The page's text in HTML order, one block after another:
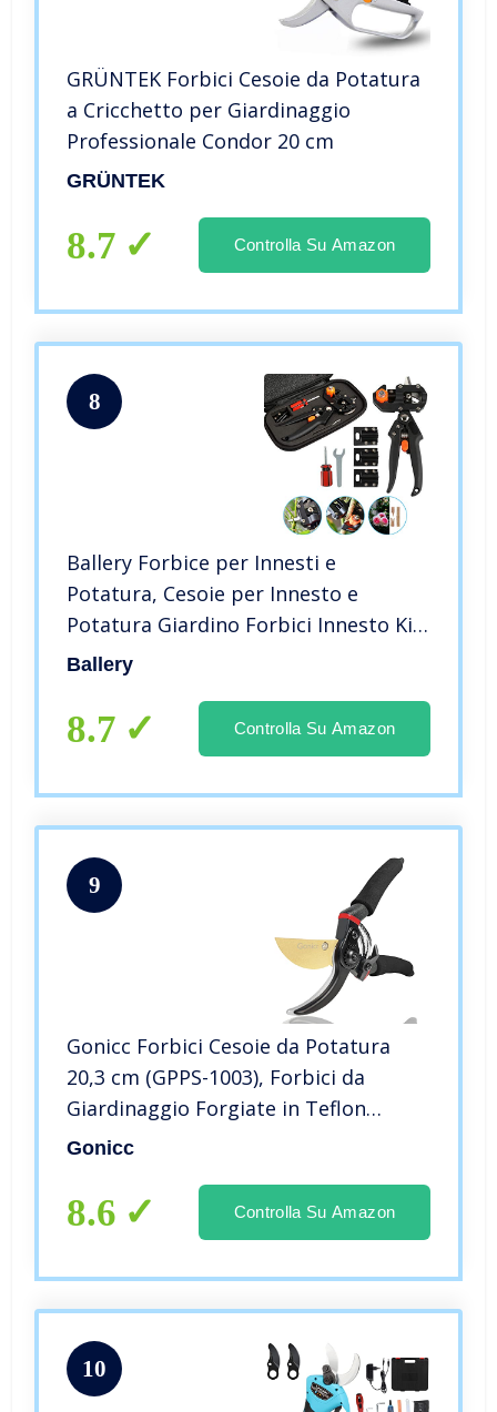
GRÜNTEK Forbici Cesoie da Potatura
a Cricchetto per Giardinaggio
Professionale Condor 20 cm
GRÜNTEK
8.7 Controlla Su Amazon
8
Ballery Forbice per Innesti e
Potatura, Cesoie per Innesto e
Potatura Giardino Forbici Innesto Kit
Innestatrice Professionale Forbici da
Frutto/Pianta/Ramo
Ballery
8.7 Controlla Su Amazon
9
Gonicc Forbici Cesoie da Potatura
20,3 cm (GPPS-1003), Forbici da
Giardinaggio Forgiate in Teflon
antiaderente, cesoie taglienti, cesoie
Attrezzi per bonsai
Gonicc
8.6 Controlla Su Amazon
10